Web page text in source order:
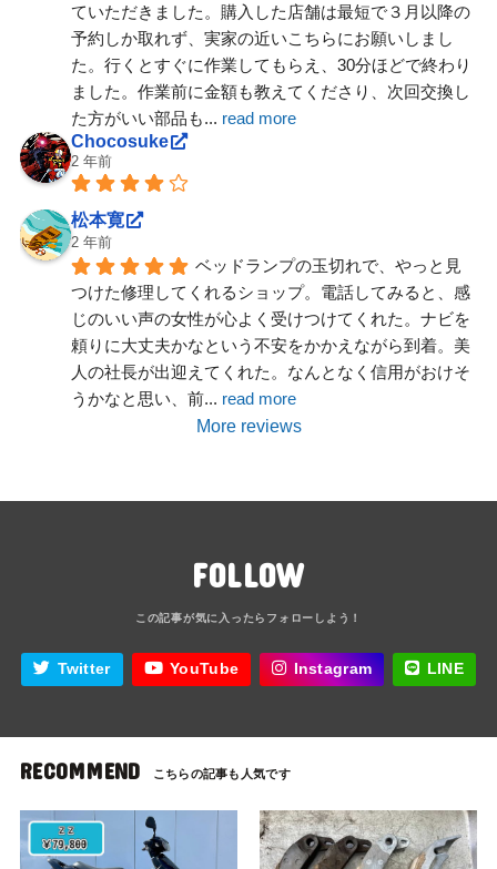
ていただきました。購入した店舗は最短で３月以降の
予約しか取れず、実家の近いこちらにお願いしまし
た。行くとすぐに作業してもらえ、30分ほどで終わり
ました。作業前に金額も教えてくださり、次回交換し
た方がいい部品も... read more
Chocosuke
2 年前
松本寛
2 年前
ベッドランプの玉切れで、やっと見
つけた修理してくれるショップ。電話してみると、感
じのいい声の女性が心よく受けつけてくれた。ナビを
頼りに大丈夫かなという不安をかかえながら到着。美
人の社長が出迎えてくれた。なんとなく信用がおけそ
うかなと思い、前... read more
More reviews
FOLLOW
Twitter YouTube Instagram LINE
RECOMMEND